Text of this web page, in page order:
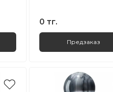
0 тг.
Предзаказ